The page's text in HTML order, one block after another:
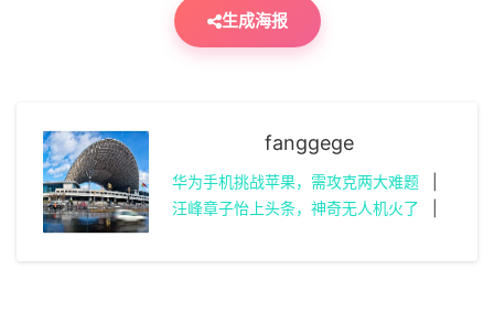
生成海报
fanggege
华为手机挑战苹果，需攻克两大难题|
汪峰章子怡上头条，神奇无人机火了